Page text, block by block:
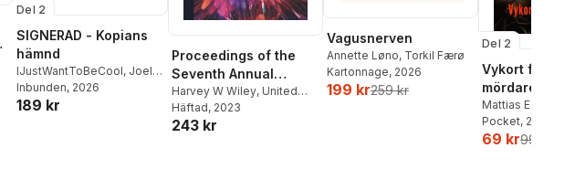
Del 2
SIGNERAD - Kopians
hämnd
IJustWantToBeCool, Joel
Adolphson,Emil Ejdemo
Beer ,Victor Beer
Inbunden, 2026
189 kr
Proceedings of the
Seventh Annual
Convention of the
Association of Official
Agricultural Chemists
Harvey W Wiley, United
States Department of
Agricult,
Häftad, 2023
243 kr
Vagusnerven
Annette Løno, Torkil Færø
Kartonnage, 2026
199 kr259 kr
Del 2
Vykort från en
mördare
Mattias
Pocket, 2026
69 kr99 kr